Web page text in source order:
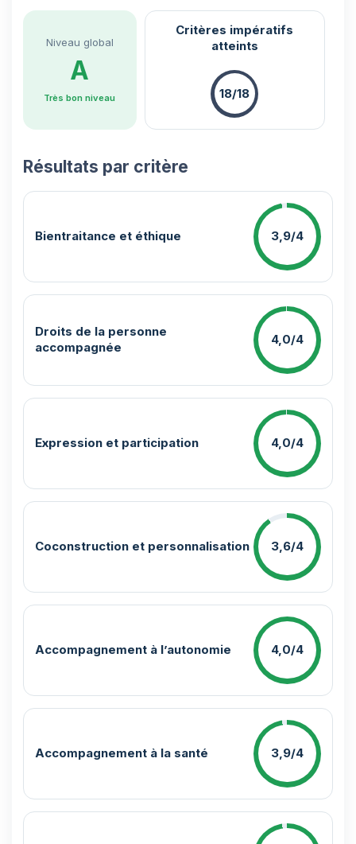
Niveau global
A
Très bon niveau
Critères impératifs
atteints
18/18
Résultats par critère
Bientraitance et éthique 3,9/4
Droits de la personne
accompagnée
4,0/4
Expression et participation 4,0/4
Coconstruction et personnalisation 3,6/4
Accompagnement à l’autonomie 4,0/4
Accompagnement à la santé 3,9/4